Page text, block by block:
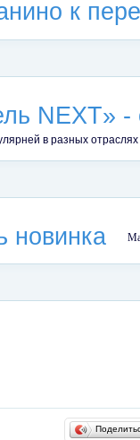
к
NEXT»
в разных отраслях
новинка